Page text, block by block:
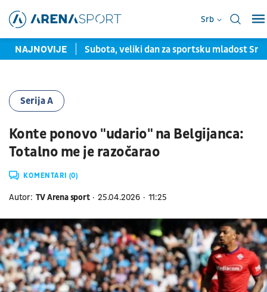
Srb
NAJNOVIJE
u Maroku Subota, veliki dan za sportsku mladost
Serija A
Konte ponovo "udario" na Belgijanca:
Totalno me je razočarao
KOMENTARI (0)
Autor: TV Arena sport 25.04.2026 11:25